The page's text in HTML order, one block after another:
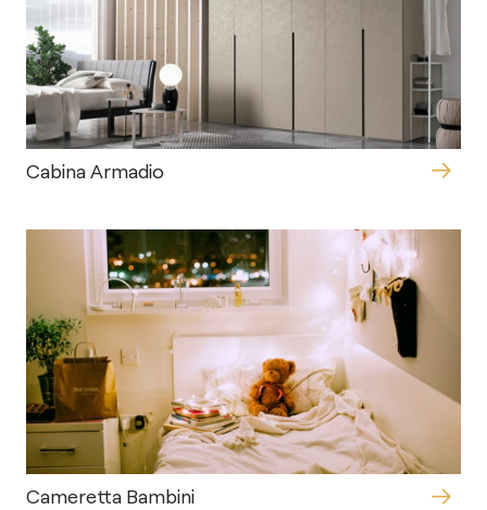
Cabina Armadio
Cameretta Bambini